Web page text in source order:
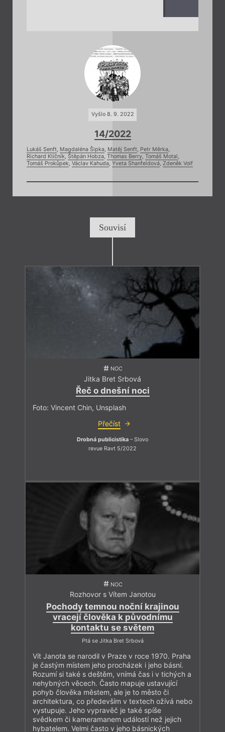
Vyšlo 8. 9. 2022
14/2022
Lukáš Senft, Magdaléna Šipka, Matěj Senft, Petr Měrka,
Richard Klíčník, Štěpán Hobza, Thomas Berry, Tomáš Motal,
Tomáš Prokůpek, Václav Kahuda, Yveta Shanfeldová, Zdeněk Volf
Souvisí
NOC
Jitka Bret Srbová
Řeč o dnešní noci
Foto: Vincent Chin, Unsplash
Přečíst
Drobná publicistika – Slovo
revue Ravt 5/2022
NOC
Rozhovor s Vítem Janotou
Pochody temnou noční krajinou
vracejí člověka k původnímu
kontaktu se světem
Ptá se Jitka Bret Srbová
Vít Janota se narodil v Praze v roce 1970. Praha
je častým místem jeho procházek i jeho básní.
Rozumí si také s deštěm, vnímá čas i v tichých a
nehybných věcech. Často mapuje ustavující
pohyb člověka městem, ale je to město či
architektura, co především v textech ožívá nebo
vystupuje. Jeho vypravěč je také spíše
svědkem či kameramanem událostí než jejich
hybatelem. Velmi často v jeho básnických